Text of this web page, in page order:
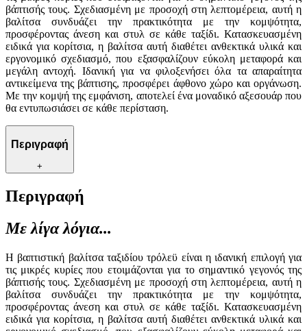
βάπτισής τους. Σχεδιασμένη με προσοχή στη λεπτομέρεια, αυτή η
βαλίτσα συνδυάζει την πρακτικότητα με την κομψότητα,
προσφέροντας άνεση και στυλ σε κάθε ταξίδι. Κατασκευασμένη
ειδικά για κορίτσια, η βαλίτσα αυτή διαθέτει ανθεκτικά υλικά και
εργονομικό σχεδιασμό, που εξασφαλίζουν εύκολη μεταφορά και
μεγάλη αντοχή. Ιδανική για να φιλοξενήσει όλα τα απαραίτητα
αντικείμενα της βάπτισης, προσφέρει άφθονο χώρο και οργάνωση.
Με την κομψή της εμφάνιση, αποτελεί ένα μοναδικό αξεσουάρ που
θα εντυπωσιάσει σε κάθε περίσταση.
Περιγραφή
+
Περιγραφή
Με λίγα λόγια...
Η βαπτιστική βαλίτσα ταξιδίου τρόλεϋ είναι η ιδανική επιλογή για
τις μικρές κυρίες που ετοιμάζονται για το σημαντικό γεγονός της
βάπτισής τους. Σχεδιασμένη με προσοχή στη λεπτομέρεια, αυτή η
βαλίτσα συνδυάζει την πρακτικότητα με την κομψότητα,
προσφέροντας άνεση και στυλ σε κάθε ταξίδι. Κατασκευασμένη
ειδικά για κορίτσια, η βαλίτσα αυτή διαθέτει ανθεκτικά υλικά και